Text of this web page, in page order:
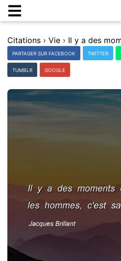
Citations › Vie ›
PARTAGER SUR FACEBOOK TWITTER
TUMBLR GOOGLE